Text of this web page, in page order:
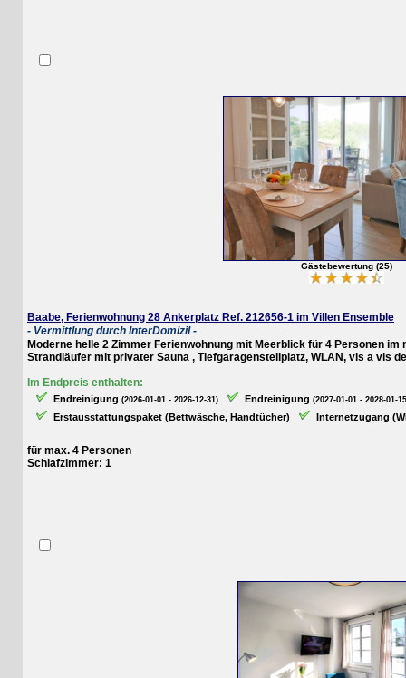
Gästebewertung (25)
Baabe, Ferienwohnung 28 Ankerplatz Ref. 212656-1 im Villen Ensemble
- Vermittlung durch InterDomizil -
Moderne helle 2 Zimmer Ferienwohnung mit Meerblick für 4 Personen im
Strandläufer mit privater Sauna , Tiefgaragenstellplatz, WLAN, vis a vis dem
Im Endpreis enthalten:
Endreinigung(2026-01-01 - 2026-12-31) Endreinigung(2027-01-01 - 2028-01-15)
Erstausstattungspaket (Bettwäsche, Handtücher) Internetzugang (WLAN)
für max. 4 Personen
Schlafzimmer: 1